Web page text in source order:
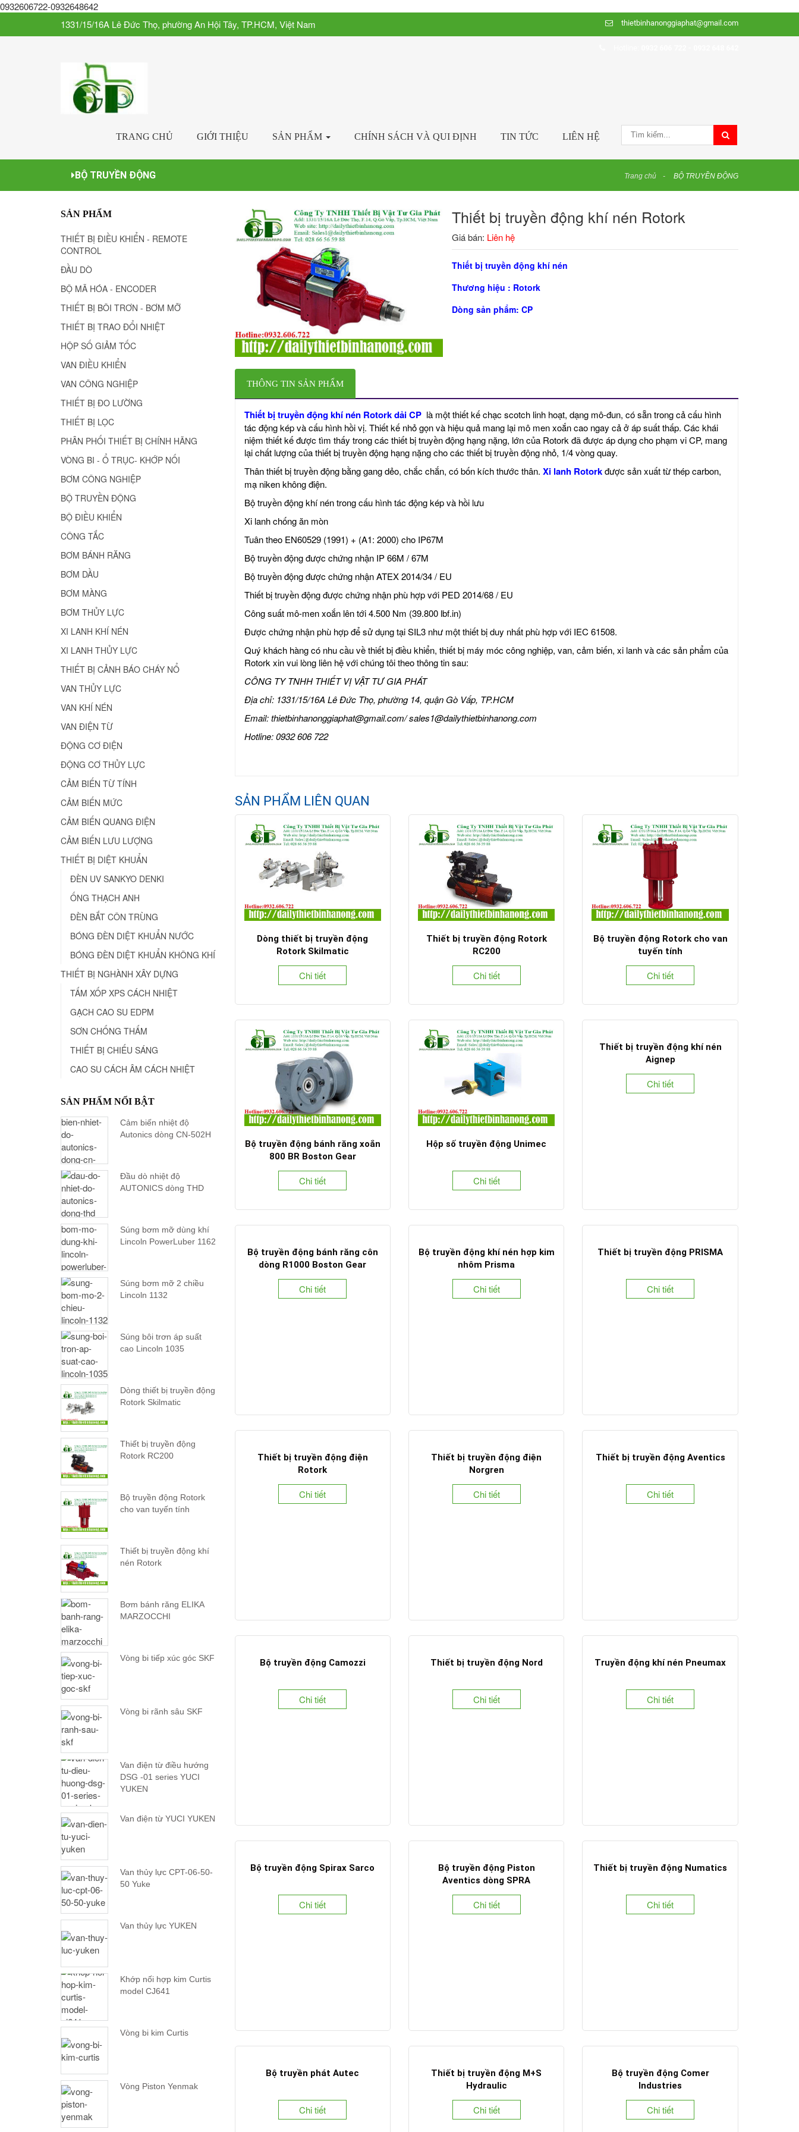
0932606722-0932648642
1331/15/16A Lê Đức Thọ, phường An Hội Tây, TP.HCM, Việt Nam
thietbinhanonggiaphat@gmail.com
TRANG CHỦ GIỚI THIỆU SẢN PHẨM CHÍNH SÁCH VÀ QUI ĐỊNH TIN TỨC LIÊN HỆ
BỘ TRUYỀN ĐỘNG Trang chủ BỘ TRUYỀN ĐỘNG
Thiết bị truyền động khí nén Rotork
Giá bán: Liên hệ
Thiết bị truyền động khí nén
Thương hiệu : Rotork
Dòng sản phẩm: CP
THÔNG TIN SẢN PHẨM
Thiết bị truyền động khí nén Rotork dải CPlà một thiết kế chạc scotch linh hoạt, dạng mô-đun, có sẵn trong cả cấu hình
tác động kép và cấu hình hồi vị. Thiết kế nhỏ gọn và hiệu quả mang lại mô men xoắn cao ngay cả ở áp suất thấp. Các khái
niệm thiết kế được tìm thấy trong các thiết bị truyền động hạng nặng, lớn của Rotork đã được áp dụng cho phạm vi CP, mang
lại chất lượng của thiết bị truyền động hạng nặng cho các thiết bị truyền động nhỏ, 1/4 vòng quay.
Thân thiết bị truyền động bằng gang dẻo, chắc chắn, có bốn kích thước thân. Xi lanh Rotorkđược sản xuất từ thép carbon,
mạ niken không điện.
Bộ truyền động khí nén trong cấu hình tác động kép và hồi lưu
Xi lanh chống ăn mòn
Tuân theo EN60529 (1991) + (A1: 2000) cho IP67M
Bộ truyền động được chứng nhận IP 66M / 67M
Bộ truyền động được chứng nhận ATEX 2014/34 / EU
Thiết bị truyền động được chứng nhận phù hợp với PED 2014/68 / EU
Công suất mô-men xoắn lên tới 4.500 Nm (39.800 lbf.in)
Được chứng nhận phù hợp để sử dụng tại SIL3 như một thiết bị duy nhất phù hợp với IEC 61508.
Quý khách hàng có nhu cầu về thiết bị điều khiển, thiết bị máy móc công nghiệp, van, cảm biến, xi lanh và các sản phẩm của
Rotork xin vui lòng liên hệ với chúng tôi theo thông tin sau:
CÔNG TY TNHH THIẾT VỊ VẬT TƯ GIA PHÁT
Địa chỉ: 1331/15/16A Lê Đức Thọ, phường 14, quận Gò Vấp, TP.HCM
Email: thietbinhanonggiaphat@gmail.com/sales1@dailythietbinhanong.com
Hotline: 0932 606 722
SẢN PHẨM LIÊN QUAN
Dòng thiết bị truyền động
Rotork Skilmatic
Chi tiết
Thiết bị truyền động Rotork
RC200
Chi tiết
Bộ truyền động Rotork cho van
tuyến tính
Chi tiết
Bộ truyền động bánh răng xoắn
800 BR Boston Gear
Chi tiết
Hộp số truyền động Unimec
Chi tiết
Thiết bị truyền động khí nén
Aignep
Chi tiết
Bộ truyền động bánh răng côn
dòng R1000 Boston Gear
Chi tiết
Bộ truyền động khí nén hợp kim
nhôm Prisma
Chi tiết
Thiết bị truyền động PRISMA
Chi tiết
Thiết bị truyền động điện
Rotork
Chi tiết
Thiết bị truyền động điện
Norgren
Chi tiết
Thiết bị truyền động Aventics
Chi tiết
Bộ truyền động Camozzi
Chi tiết
Thiết bị truyền động Nord
Chi tiết
Truyền động khí nén Pneumax
Chi tiết
Bộ truyền động Spirax Sarco
Chi tiết
Bộ truyền động Piston
Aventics dòng SPRA
Chi tiết
Thiết bị truyền động Numatics
Chi tiết
Bộ truyền phát Autec
Chi tiết
Thiết bị truyền động M+S
Hydraulic
Chi tiết
Bộ truyền động Comer
Industries
Chi tiết
SẢN PHẨM
THIẾT BỊ ĐIỀU KHIỂN - REMOTE
CONTROL
ĐẦU DÒ
BỘ MÃ HÓA - ENCODER
THIẾT BỊ BÔI TRƠN - BƠM MỠ
THIẾT BỊ TRAO ĐỔI NHIỆT
HỘP SỐ GIẢM TỐC
VAN ĐIỀU KHIỂN
VAN CÔNG NGHIỆP
THIẾT BỊ ĐO LƯỜNG
THIẾT BỊ LỌC
PHÂN PHỐI THIẾT BỊ CHÍNH HÃNG
VÒNG BI - Ổ TRỤC- KHỚP NỐI
BƠM CÔNG NGHIỆP
BỘ TRUYỀN ĐỘNG
BỘ ĐIỀU KHIỂN
CÔNG TẮC
BƠM BÁNH RĂNG
BƠM DẦU
BƠM MÀNG
BƠM THỦY LỰC
XI LANH KHÍ NÉN
XI LANH THỦY LỰC
THIẾT BỊ CẢNH BÁO CHÁY NỔ
VAN THỦY LỰC
VAN KHÍ NÉN
VAN ĐIỆN TỪ
ĐỘNG CƠ ĐIỆN
ĐỘNG CƠ THỦY LỰC
CẢM BIẾN TỪ TÍNH
CẢM BIẾN MỨC
CẢM BIẾN QUANG ĐIỆN
CẢM BIẾN LƯU LƯỢNG
THIẾT BỊ DIỆT KHUẨN
ĐÈN UV SANKYO DENKI
ỐNG THẠCH ANH
ĐÈN BẮT CÔN TRÙNG
BÓNG ĐÈN DIỆT KHUẨN NƯỚC
BÓNG ĐÈN DIỆT KHUẨN KHÔNG KHÍ
THIẾT BỊ NGHÀNH XÂY DỰNG
TẤM XỐP XPS CÁCH NHIỆT
GẠCH CAO SU EDPM
SƠN CHỐNG THẤM
THIẾT BỊ CHIẾU SÁNG
CAO SU CÁCH ÂM CÁCH NHIỆT
SẢN PHẨM NỔI BẬT
Cảm biến nhiệt độ
Autonics dòng CN-502H
Đầu dò nhiệt độ
AUTONICS dòng THD
Súng bơm mỡ dùng khí
Lincoln PowerLuber 1162
Súng bơm mỡ 2 chiều
Lincoln 1132
Súng bôi trơn áp suất
cao Lincoln 1035
Dòng thiết bị truyền động
Rotork Skilmatic
Thiết bị truyền động
Rotork RC200
Bộ truyền động Rotork
cho van tuyến tính
Thiết bị truyền động khí
nén Rotork
Bơm bánh răng ELIKA
MARZOCCHI
Vòng bi tiếp xúc góc SKF
Vòng bi rãnh sâu SKF
Van điện từ điều hướng
DSG -01 series YUCI
YUKEN
Van điện từ YUCI YUKEN
Van thủy lực CPT-06-50-
50 Yuke
Van thủy lực YUKEN
Khớp nối hợp kim Curtis
model CJ641
Vòng bi kim Curtis
Vòng Piston Yenmak